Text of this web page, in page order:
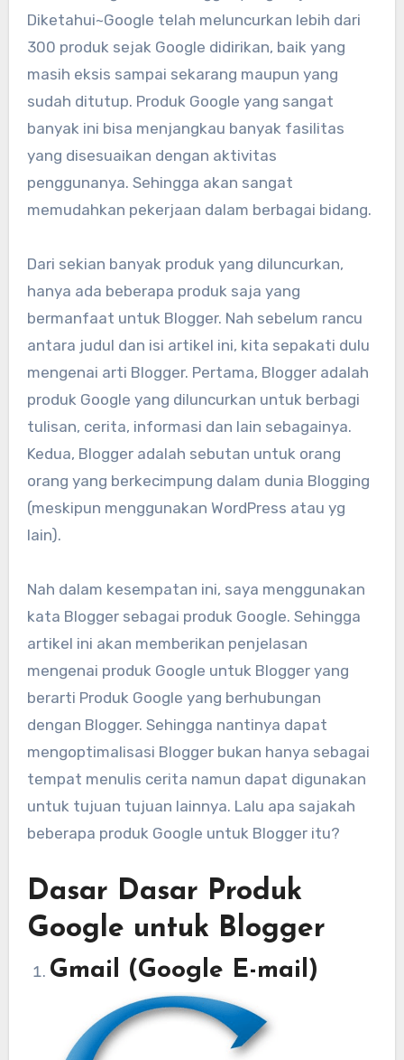
Diketahui~Google telah meluncurkan lebih dari
300 produk sejak Google didirikan, baik yang
masih eksis sampai sekarang maupun yang
sudah ditutup. Produk Google yang sangat
banyak ini bisa menjangkau banyak fasilitas
yang disesuaikan dengan aktivitas
penggunanya. Sehingga akan sangat
memudahkan pekerjaan dalam berbagai bidang.
Dari sekian banyak produk yang diluncurkan,
hanya ada beberapa produk saja yang
bermanfaat untuk Blogger. Nah sebelum rancu
antara judul dan isi artikel ini, kita sepakati dulu
mengenai arti Blogger. Pertama, Blogger adalah
produk Google yang diluncurkan untuk berbagi
tulisan, cerita, informasi dan lain sebagainya.
Kedua, Blogger adalah sebutan untuk orang
orang yang berkecimpung dalam dunia Blogging
(meskipun menggunakan WordPress atau yg
lain).
Nah dalam kesempatan ini, saya menggunakan
kata Blogger sebagai produk Google. Sehingga
artikel ini akan memberikan penjelasan
mengenai produk Google untuk Blogger yang
berarti Produk Google yang berhubungan
dengan Blogger. Sehingga nantinya dapat
mengoptimalisasi Blogger bukan hanya sebagai
tempat menulis cerita namun dapat digunakan
untuk tujuan tujuan lainnya. Lalu apa sajakah
beberapa produk Google untuk Blogger itu?
Dasar Dasar Produk
Google untuk Blogger
Gmail (Google E-mail)